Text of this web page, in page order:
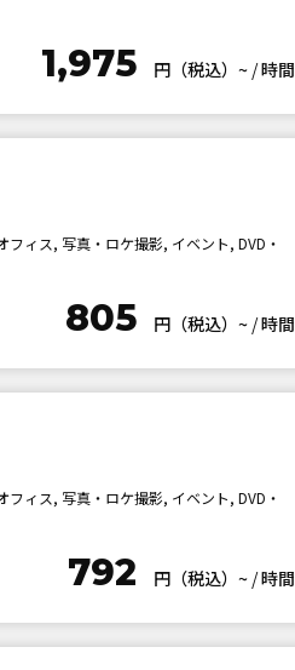
1,975 円（税込）~ /時間
ィス, 写真・ロケ撮影, イベント, DVD・
805 円（税込）~ /時間
ィス, 写真・ロケ撮影, イベント, DVD・
792 円（税込）~ /時間